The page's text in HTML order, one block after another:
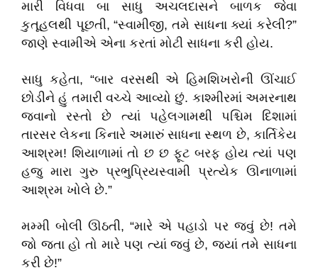
મારી વિધવા બા સાધુ અચલદાસને બાળક જેવા
કુતૂહલથી પૂછતી, “સ્વામીજી, તમે સાધના ક્યાં કરેલી?”
જાણે સ્વામીએ એના કરતાં મોટી સાધના કરી હોય.
સાધુ કહેતા, “બાર વરસથી એ હિમશિખરોની ઊંચાઈ
છોડીને હું તમારી વચ્ચે આવ્યો છું. કાશ્મીરમાં અમરનાથ
જવાનો રસ્તો છે ત્યાં પહેલગામથી પશ્ચિમ દિશામાં
તારસર લેકના કિનારે અમારું સાધના સ્થળ છે, કાર્તિકેય
આશ્રમ! શિયાળામાં તો છ છ ફૂટ બરફ હોય ત્યાં પણ
હજુ મારા ગુરુ પ્રભુપ્રિયસ્વામી પ્રત્યેક ઊનાળામાં
આશ્રમ ખોલે છે.”
મમ્મી બોલી ઊઠતી, “મારે એ પહાડો પર જવું છે! તમે
જો જતા હો તો મારે પણ ત્યાં જવું છે, જ્યાં તમે સાધના
કરી છે!”